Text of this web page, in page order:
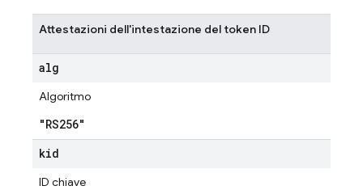
Attestazioni dell'intestazione del token ID
alg
Algoritmo
"RS256"
kid
ID chiave